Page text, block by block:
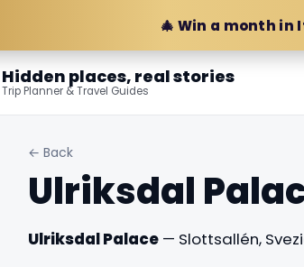
🎄 Win a month in
Hidden places, real stories
Trip Planner & Travel Guides
← Back
Ulriksdal
Ulriksdal Palace— Slottsallén,